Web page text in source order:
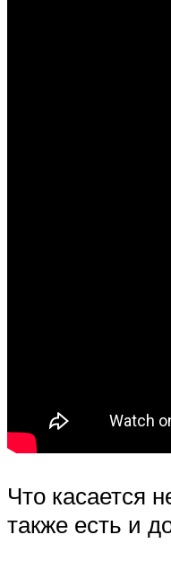
Что касается
также есть и